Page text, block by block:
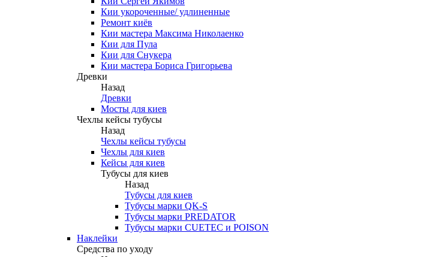
Кии укороченные/ удлиненные
Ремонт киёв
Кии мастера Максима Николаенко
Кии для Пула
Кии для Снукера
Кии мастера Бориса Григорьева
Древки
Назад
Древки
Мосты для киев
Чехлы кейсы тубусы
Назад
Чехлы кейсы тубусы
Чехлы для киев
Кейсы для киев
Тубусы для киев
Назад
Тубусы для киев
Тубусы марки QK-S
Тубусы марки PREDATOR
Тубусы марки CUETEC и POISON
Наклейки
Средства по уходу